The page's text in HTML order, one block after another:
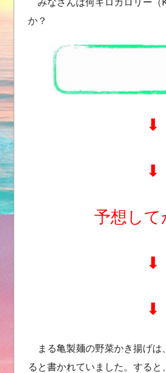
か？
⬇︎
⬇︎
予想して
⬇︎
⬇︎
まる亀製麺の野菜かき揚げは
ると書かれていました。すると